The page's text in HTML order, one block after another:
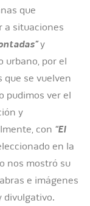
que
a situaciones
y
urbano, por el
que se vuelven
pudimos ver el
y
con “El
en la
nos mostró su
e imágenes
divulgativo.